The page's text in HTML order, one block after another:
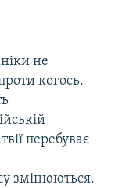
не
когось.
перебуває
змінюються.